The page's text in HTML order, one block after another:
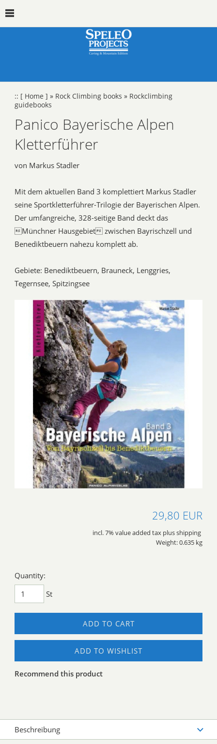
:: [ Home ] » Rock Climbing books » Rockclimbing
guidebooks
Panico Bayerische Alpen
Kletterführer
von Markus Stadler
Mit dem aktuellen Band 3 komplettiert Markus Stadler
seine Sportkletterführer-Trilogie der Bayerischen Alpen.
Der umfangreiche, 328-seitige Band deckt das
Münchner Hausgebiet zwischen Bayrischzell und
Benediktbeuern nahezu komplett ab.
Gebiete: Benediktbeuern, Brauneck, Lenggries,
Tegernsee, Spitzingsee
29,80 EUR
incl. 7% value added tax plus shipping
Weight: 0.635 kg
Quantity:
St
ADD TO CART
ADD TO WISHLIST
Recommend this product
Beschreibung